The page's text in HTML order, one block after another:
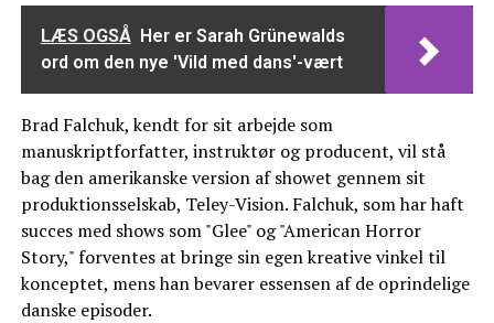
LÆS OGSÅ Her er Sarah Grünewalds
ord om den nye 'Vild med dans'-vært
Brad Falchuk, kendt for sit arbejde som
manuskriptforfatter, instruktør og producent, vil stå
bag den amerikanske version af showet gennem sit
produktionsselskab, Teley-Vision. Falchuk, som har haft
succes med shows som "Glee" og "American Horror
Story," forventes at bringe sin egen kreative vinkel til
konceptet, mens han bevarer essensen af de oprindelige
danske episoder.